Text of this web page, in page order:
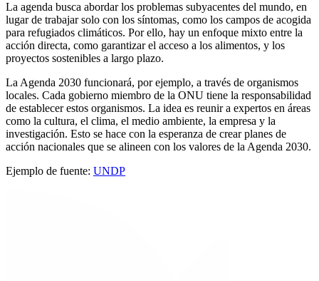
La agenda busca abordar los problemas subyacentes del mundo, en
lugar de trabajar solo con los síntomas, como los campos de acogida
para refugiados climáticos. Por ello, hay un enfoque mixto entre la
acción directa, como garantizar el acceso a los alimentos, y los
proyectos sostenibles a largo plazo.
La Agenda 2030 funcionará, por ejemplo, a través de organismos
locales. Cada gobierno miembro de la ONU tiene la responsabilidad
de establecer estos organismos. La idea es reunir a expertos en áreas
como la cultura, el clima, el medio ambiente, la empresa y la
investigación. Esto se hace con la esperanza de crear planes de
acción nacionales que se alineen con los valores de la Agenda 2030.
Ejemplo de fuente: UNDP